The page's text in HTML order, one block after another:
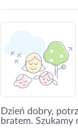
Dzień dobry,
bratem.